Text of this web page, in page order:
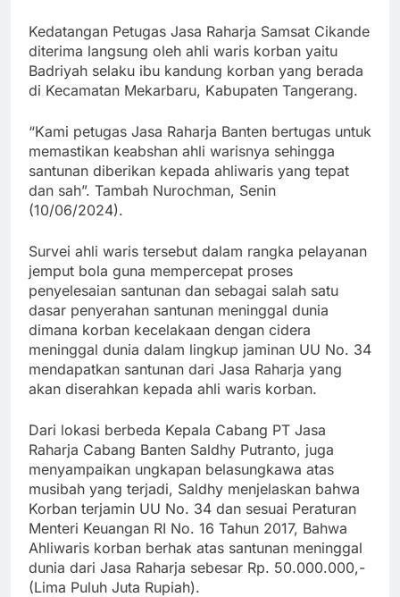
Kedatangan Petugas Jasa Raharja Samsat Cikande
diterima langsung oleh ahli waris korban yaitu
Badriyah selaku ibu kandung korban yang berada
di Kecamatan Mekarbaru, Kabupaten Tangerang.
“Kami petugas Jasa Raharja Banten bertugas untuk
memastikan keabshan ahli warisnya sehingga
santunan diberikan kepada ahliwaris yang tepat
dan sah”. Tambah Nurochman, Senin
(10/06/2024).
Survei ahli waris tersebut dalam rangka pelayanan
jemput bola guna mempercepat proses
penyelesaian santunan dan sebagai salah satu
dasar penyerahan santunan meninggal dunia
dimana korban kecelakaan dengan cidera
meninggal dunia dalam lingkup jaminan UU No. 34
mendapatkan santunan dari Jasa Raharja yang
akan diserahkan kepada ahli waris korban.
Dari lokasi berbeda Kepala Cabang PT Jasa
Raharja Cabang Banten Saldhy Putranto, juga
menyampaikan ungkapan belasungkawa atas
musibah yang terjadi, Saldhy menjelaskan bahwa
Korban terjamin UU No. 34 dan sesuai Peraturan
Menteri Keuangan RI No. 16 Tahun 2017, Bahwa
Ahliwaris korban berhak atas santunan meninggal
dunia dari Jasa Raharja sebesar Rp. 50.000.000,-
(Lima Puluh Juta Rupiah).